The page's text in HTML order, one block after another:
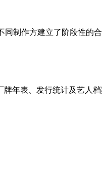
制作方建立了阶段性的
年表、发行统计及艺人